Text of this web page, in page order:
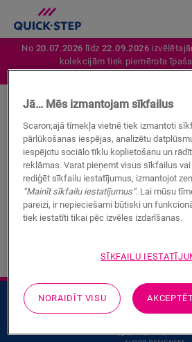
No 20.07.2026 līdz22.09.2026
kolekcijām tiek piemērota
SĀKUMS QUICK-STEP MEKLĒŠANA
Mēs nevarējām atrast
meklēšanas vaicājumam.
Jā… Mēs izmantojam sīkfailus
Scaron;ajā tīmekļa vietnē tiek izmantoti
pārlūkošanas iespējas, analizētu
iespējotu sociālo tīklu koplietošanu un
reklāmas. Varat pieņemt visus sīkfailus
rediģēt sīkfailu iestatījumus, izmantojot
“Mainīt sīkfailu iestatījumus”. Lai mūsu
pareizi, ir nepieciešami būtiski un
tiek iestatīti tikai pēc izvēles izdarīšanas.
SĪKFAILU
NORAIDĪT VISU